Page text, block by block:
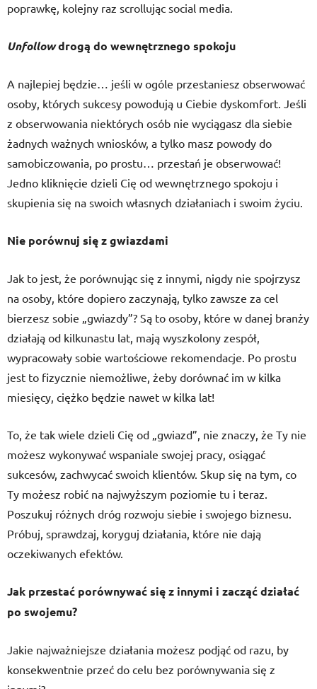
poprawkę, kolejny raz scrollując social media.
Unfollowdrogą do wewnętrznego spokoju
A najlepiej będzie… jeśli w ogóle przestaniesz obserwować
osoby, których sukcesy powodują u Ciebie dyskomfort. Jeśli
z obserwowania niektórych osób nie wyciągasz dla siebie
żadnych ważnych wniosków, a tylko masz powody do
samobiczowania, po prostu… przestań je obserwować!
Jedno kliknięcie dzieli Cię od wewnętrznego spokoju i
skupienia się na swoich własnych działaniach i swoim życiu.
Nie porównuj się z gwiazdami
Jak to jest, że porównując się z innymi, nigdy nie spojrzysz
na osoby, które dopiero zaczynają, tylko zawsze za cel
bierzesz sobie „gwiazdy”? Są to osoby, które w danej branży
działają od kilkunastu lat, mają wyszkolony zespół,
wypracowały sobie wartościowe rekomendacje. Po prostu
jest to fizycznie niemożliwe, żeby dorównać im w kilka
miesięcy, ciężko będzie nawet w kilka lat!
To, że tak wiele dzieli Cię od „gwiazd”, nie znaczy, że Ty nie
możesz wykonywać wspaniale swojej pracy, osiągać
sukcesów, zachwycać swoich klientów. Skup się na tym, co
Ty możesz robić na najwyższym poziomie tu i teraz.
Poszukuj różnych dróg rozwoju siebie i swojego biznesu.
Próbuj, sprawdzaj, koryguj działania, które nie dają
oczekiwanych efektów.
Jak przestać porównywać się z innymi i zacząć działać
po swojemu?
Jakie najważniejsze działania możesz podjąć od razu, by
konsekwentnie przeć do celu bez porównywania się z